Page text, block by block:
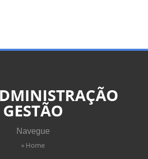
Navegue
» Home